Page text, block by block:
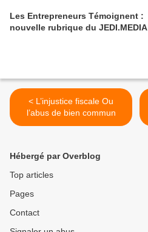
Les Entrepreneurs Témoignent :
nouvelle rubrique du JEDI.MEDIA
< L’injustice fiscale Ou
l’abus de bien commun
Hébergé par Overblog
Top articles
Pages
Contact